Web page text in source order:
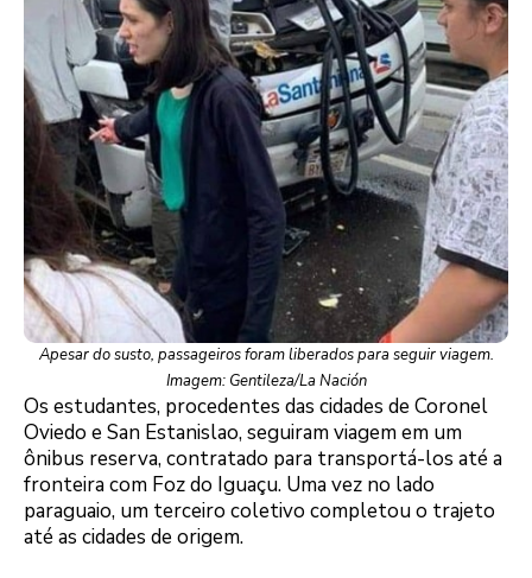
Apesar do susto, passageiros foram liberados para seguir viagem.
Imagem: Gentileza/La Nación
Os estudantes, procedentes das cidades de Coronel
Oviedo e San Estanislao, seguiram viagem em um
ônibus reserva, contratado para transportá-los até a
fronteira com Foz do Iguaçu. Uma vez no lado
paraguaio, um terceiro coletivo completou o trajeto
até as cidades de origem.